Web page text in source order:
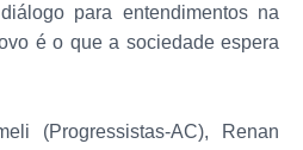
para entendimentos na
é o que a sociedade espera
(Progressistas-AC), Renan